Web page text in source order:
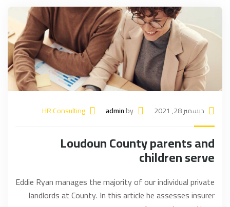
ديسمبر 28, 2021 by
admin
HR Consulting
Loudoun County parents and
children serve
Eddie Ryan manages the majority of our individual private
landlords at County. In this article he assesses insurer